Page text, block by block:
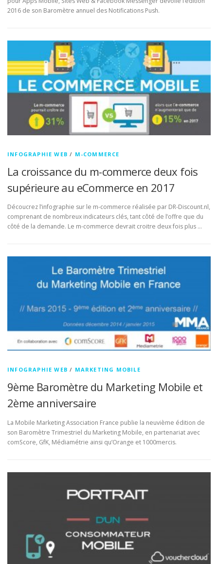
2016 de son Baromètre annuel des Notifications Push.
INFOGRAPHIE WEB / M-COMMERCE
La croissance du m-commerce deux fois
supérieure au eCommerce en 2017
Découcrez l’infographie sur le m-commerce réalisée par DR-Discount.nl,
comprenant de nombreux indicateurs clés, tant côté de l’offre que du
côté de la demande. Le m-commerce devrait croitre deux fois plus …
INFOGRAPHIE WEB / MARKETING MOBILE
9ème Baromètre du Marketing Mobile et
2ème anniversaire
La Mobile Marketing Association France publie la neuvième édition de
son Baromètre Trimestriel du Marketing Mobile, en partenariat avec
comScore, GfK, Médiamétrie ainsi qu’Orange et 1000mercis.